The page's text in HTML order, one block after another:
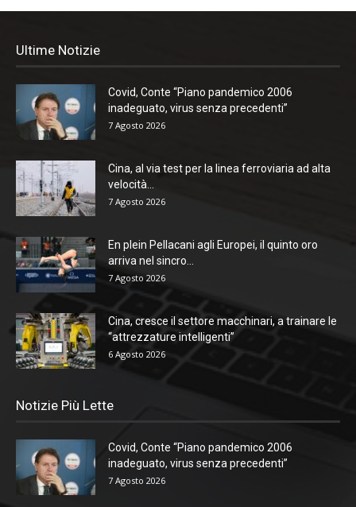
Ultime Notizie
Covid, Conte “Piano pandemico 2006
inadeguato, virus senza precedenti”
7 Agosto 2026
Cina, al via test per la linea ferroviaria ad alta
velocità...
7 Agosto 2026
En plein Pellacani agli Europei, il quinto oro
arriva nel sincro...
7 Agosto 2026
Cina, cresce il settore macchinari, a trainare le
“attrezzature intelligenti”
6 Agosto 2026
Notizie Più Lette
Covid, Conte “Piano pandemico 2006
inadeguato, virus senza precedenti”
7 Agosto 2026